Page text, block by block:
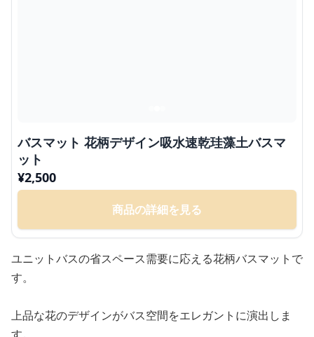
バスマット 花柄デザイン吸水速乾珪藻土バスマ
ット
¥2,500
商品の詳細を見る
ユニットバスの省スペース需要に応える花柄バスマットで
す。
上品な花のデザインがバス空間をエレガントに演出しま